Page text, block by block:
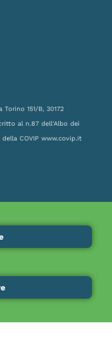
151/B, 30172
al n.87 dell'Albo dei
COVIP www.covip.it